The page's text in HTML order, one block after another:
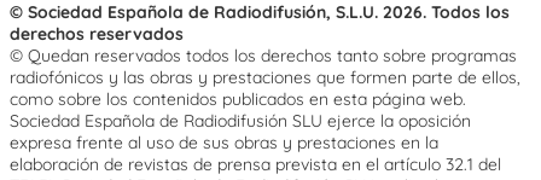
© Sociedad Española de Radiodifusión, S.L.U. 2026. Todos los
derechos reservados
© Quedan reservados todos los derechos tanto sobre programas
radiofónicos y las obras y prestaciones que formen parte de ellos,
como sobre los contenidos publicados en esta página web.
Sociedad Española de Radiodifusión SLU ejerce la oposición
expresa frente al uso de sus obras y prestaciones en la
elaboración de revistas de prensa prevista en el artículo 32.1 del